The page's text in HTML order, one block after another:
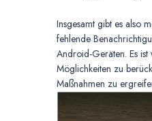
Insgesamt gibt es also
fehlende
Android-Geräten. Es
Möglichkeiten zu
Maßnahmen zu